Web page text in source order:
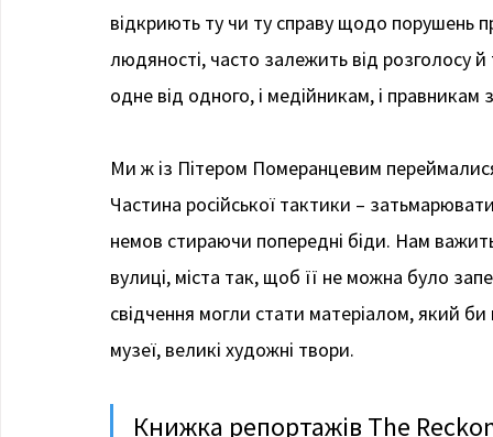
відкриють ту чи ту справу щодо порушень
людяності, часто залежить від розголосу
одне від одного, і медійникам, і правникам
Ми ж із Пітером Померанцевим
Частина російської тактики –
немов стираючи попередні біди. Нам
вулиці, міста так, щоб її не можна було
свідчення могли стати матеріалом, який
музеї, великі художні твори.
Книжка репортажів The